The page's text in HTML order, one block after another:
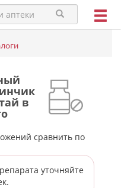
в
сравнить по
уточняйте